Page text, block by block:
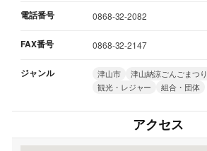
電話番号 0868-32-2082
FAX番号 0868-32-2147
ジャンル 津山市 津山納涼ごんごまつり
観光・レジャー
組合・団体
アクセス